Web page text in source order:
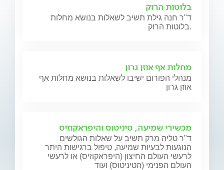
בלוטות הרוק
ד"ר חנה גילת תשיב לשאלות בנושא מחלות
בלוטות הרוק.
מחלות אף אוזן גרון
מנהלי הפורום ישיבו לשאלות בנושא מחלות אף
אוזן גרון
מכשירי שמיעה, טיניטוס והיפראקוזיס
ד"ר טליה מרק תשיב על שאלות הגולשים
הנוגעות לבעיות שמיעה, טיפול ברגישות היתר
לרעשי העולם החיצון (היפראקוזיס) או לרעשי
העולם הפנימי (הטיניטוס) ועוד